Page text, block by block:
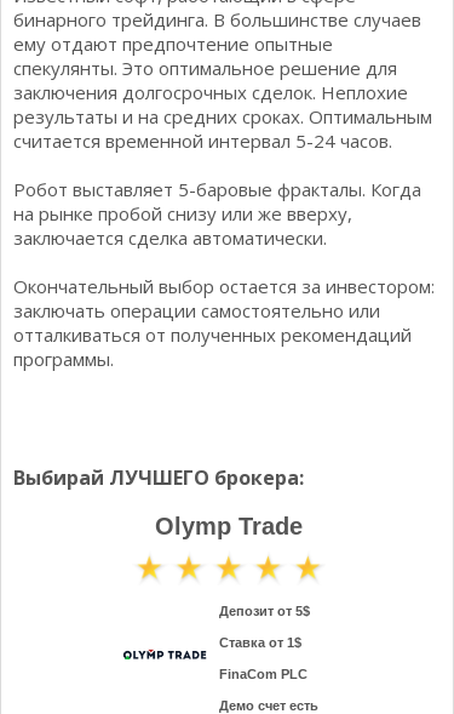
бинарного трейдинга. В большинстве случаев
ему отдают предпочтение опытные
спекулянты. Это оптимальное решение для
заключения долгосрочных сделок. Неплохие
результаты и на средних сроках. Оптимальным
считается временной интервал 5-24 часов.
Робот выставляет 5-баровые фракталы. Когда
на рынке пробой снизу или же вверху,
заключается сделка автоматически.
Окончательный выбор остается за инвестором:
заключать операции самостоятельно или
отталкиваться от полученных рекомендаций
программы.
Выбирай ЛУЧШЕГО брокера:
Olymp Trade
Депозит от 5$
Ставка от 1$
FinaCom PLC
Демо счет есть